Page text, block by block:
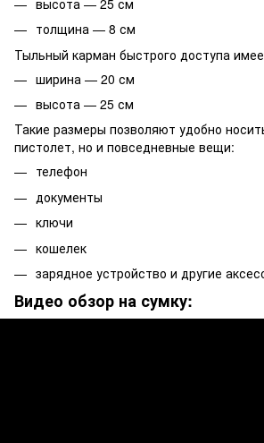
толщина — 8 см
Тыльный карман быстрого доступа
ширина — 20 см
высота — 25 см
Такие размеры позволяют удобно
пистолет, но и повседневные вещи:
телефон
документы
ключи
кошелек
зарядное устройство и другие
Видео обзор на сумку: